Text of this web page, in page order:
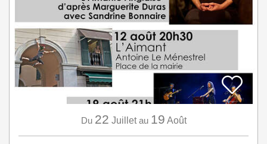
Du 22 Juillet au 19 Août